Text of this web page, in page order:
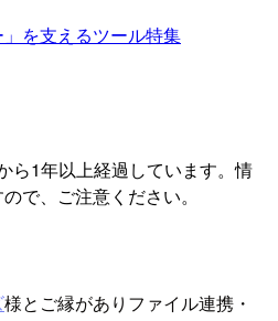
」を支えるツール特集
ら1年以上経過しています。情
で、ご注意ください。
様とご縁がありファイル連携・